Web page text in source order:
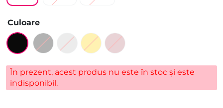
evaluări
Culoare
În prezent, acest produs nu este în stoc și este
indisponibil.